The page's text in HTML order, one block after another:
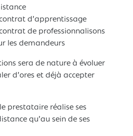
d’apprentissage
de professionnalisons
les demandeurs
sera de nature à évoluer
d’ores et déjà accepter
prestataire réalise ses
qu’au sein de ses